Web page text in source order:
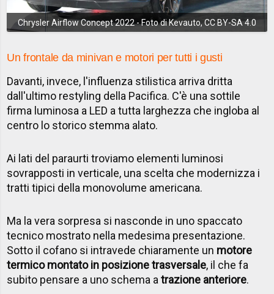
Chrysler Airflow Concept 2022 - Foto di Kevauto, CC BY-SA 4.0
Un frontale da minivan e motori per tutti i gusti
Davanti, invece, l'influenza stilistica arriva dritta
dall'ultimo restyling della Pacifica. C'è una sottile
firma luminosa a LED a tutta larghezza che ingloba al
centro lo storico stemma alato.
Ai lati del paraurti troviamo elementi luminosi
sovrapposti in verticale, una scelta che modernizza i
tratti tipici della monovolume americana.
Ma la vera sorpresa si nasconde in uno spaccato
tecnico mostrato nella medesima presentazione.
Sotto il cofano si intravede chiaramente un motore
termico montato in posizione trasversale, il che fa
subito pensare a uno schema atrazione anteriore.